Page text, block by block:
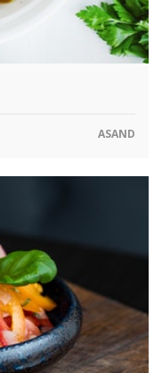
ASAND